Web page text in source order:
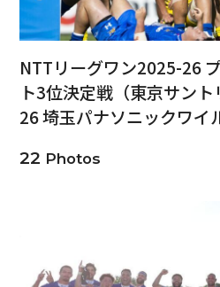
NTTリーグワン2025-26
ト3位決定戦（東京サン
26 埼玉パナソニックワイ
22 Photos